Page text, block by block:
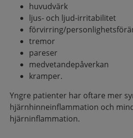
huvudvärk
ljus- och ljud-irritabilitet
förvirring/
tremor
pareser
medvetandepåverkan
kramper.
Yngre patienter har oftare mer
hjärnhinneinflammation och
hjärninflammation.